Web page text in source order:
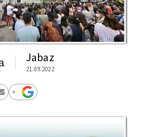
Jabaz
21.09.2022